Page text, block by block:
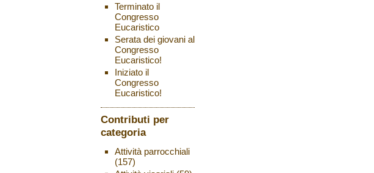
Terminato il
Congresso
Eucaristico
Serata dei giovani al
Congresso
Eucaristico!
Iniziato il
Congresso
Eucaristico!
Contributi per
categoria
Attività parrocchiali
(157)